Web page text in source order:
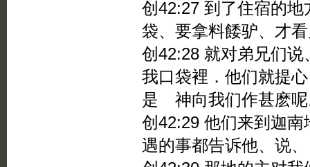
创42:27 到了住宿的
袋、要拿料餧驴、才
创42:28 就对弟兄们
我口袋裡．他们就提
是 神向我们作甚麽
创42:29 他们来到迦
遇的事都告诉他、说、